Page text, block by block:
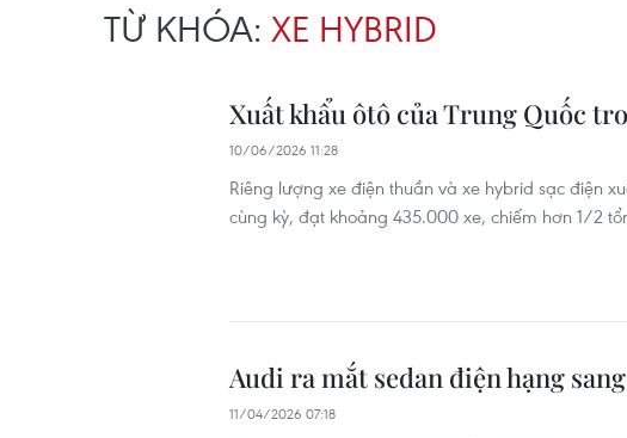
TỪ KHÓA: XE HYBRID
Xuất khẩu ôtô của Trung Quốc
10/06/2026 11:28
Riêng lượng xe điện thuần và xe hybrid sạc điện
cùng kỳ, đạt khoảng 435.000 xe, chiếm hơn 1/2
Audi ra mắt sedan điện hạng
11/04/2026 07:18